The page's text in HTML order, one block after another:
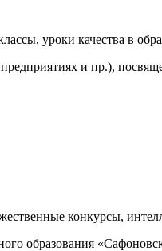
уроки качества в
и пр.),
конкурсы,
образования